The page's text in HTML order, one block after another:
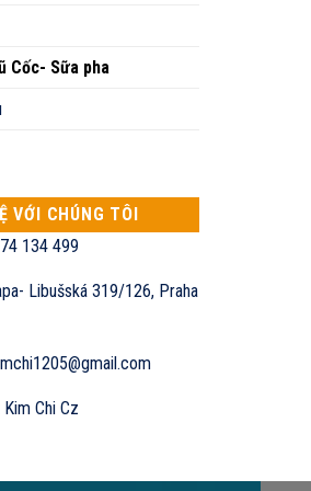
Cốc- Sữa pha
VỚI CHÚNG TÔI
134 499
Libušská 319/126, Praha
Chi Cz